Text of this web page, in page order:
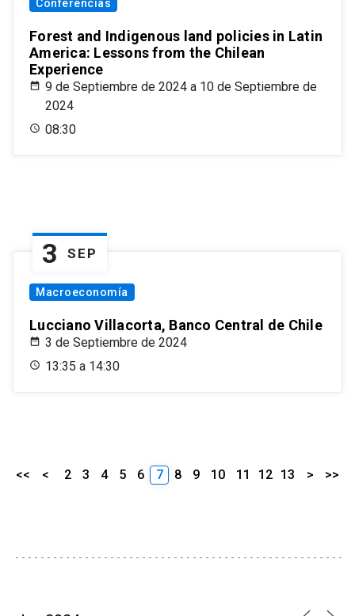
Conferencias
Forest and Indigenous land policies in Latin
America: Lessons from the Chilean
Experience
9 de Septiembre de 2024 a 10 de Septiembre de
2024
08:30
3 SEP
Macroeconomía
Lucciano Villacorta, Banco Central de Chile
3 de Septiembre de 2024
13:35 a 14:30
<< < 2 3 4 5 6 7 8 9 10 11 12 13 > >>